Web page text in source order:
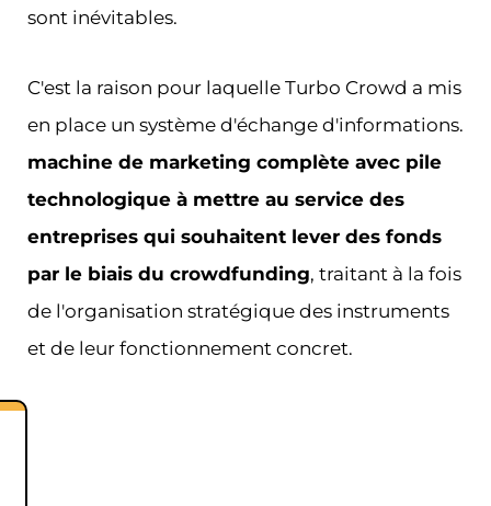
sont inévitables.
C'est la raison pour laquelle Turbo Crowd a mis
en place un système d'échange d'informations.
machine de marketing complète avec pile
technologique à mettre au service des
entreprises qui souhaitent lever des fonds
par le biais du crowdfunding, traitant à la fois
de l'organisation stratégique des instruments
et de leur fonctionnement concret.